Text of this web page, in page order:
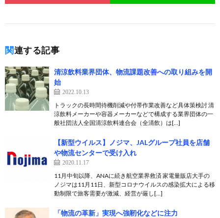
関連する記事
清涼飲料業界団体、物流課題改善への取り組みを開
始
2022.10.13
トラックの長時間待機削減や付帯作業改善など具体策検討 清
涼飲料メーカーや容器メーカーなどで構成する業界団体の一
般社団法人全国清涼飲料連合会（全清飲）は[…]
【新型ウイルス】ノジマ、JALグループ社員を店舗
や物流センターで受け入れ
2020.11.17
11月中旬以降、ANAに続き航空業界救済 家電量販店大手の
ノジマは11月11日、新型コロナウイルスの感染拡大による移
動制限で旅客需要が激減、経営が厳し[…]
「物流の革新」実現へ強靭化などに注力